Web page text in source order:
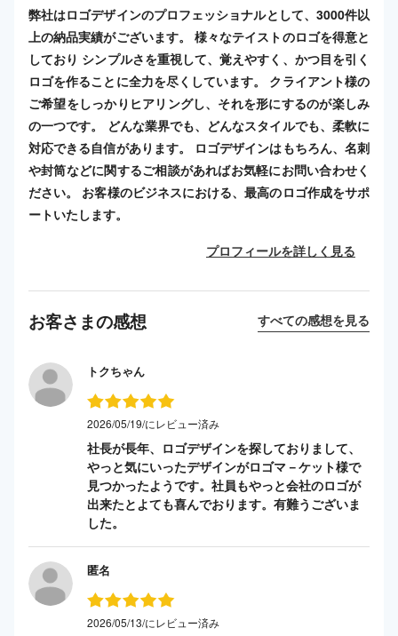
弊社はロゴデザインのプロフェッショナルとして、3000件以
上の納品実績がございます。 様々なテイストのロゴを得意と
しており シンプルさを重視して、覚えやすく、かつ目を引く
ロゴを作ることに全力を尽くしています。 クライアント様の
ご希望をしっかりヒアリングし、それを形にするのが楽しみ
の一つです。 どんな業界でも、どんなスタイルでも、柔軟に
対応できる自信があります。 ロゴデザインはもちろん、名刺
や封筒などに関するご相談があればお気軽にお問い合わせく
ださい。 お客様のビジネスにおける、最高のロゴ作成をサポ
ートいたします。
プロフィールを詳しく見る
お客さまの感想 すべての感想を見る
トクちゃん
2026/05/19/にレビュー済み
社長が長年、ロゴデザインを探しておりまして、
やっと気にいったデザインがロゴマ－ケット様で
見つかったようです。社員もやっと会社のロゴが
出来たとよても喜んでおります。有難うございま
した。
匿名
2026/05/13/にレビュー済み